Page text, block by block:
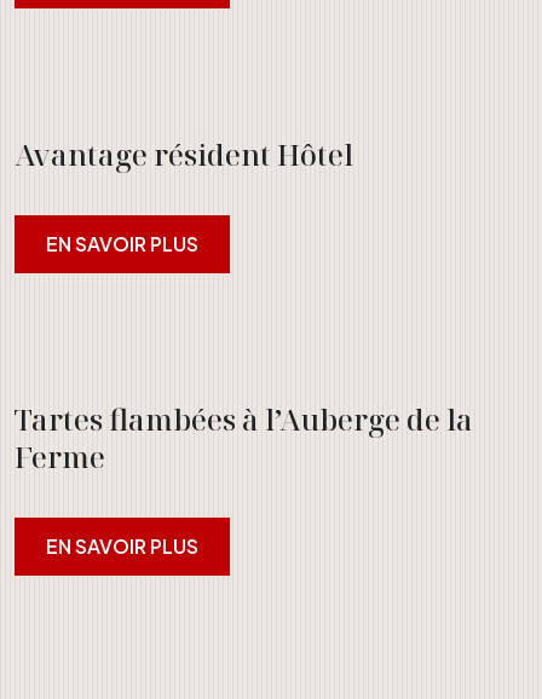
Avantage résident Hôtel
EN SAVOIR PLUS
Tartes flambées à l’Auberge de la
Ferme
EN SAVOIR PLUS